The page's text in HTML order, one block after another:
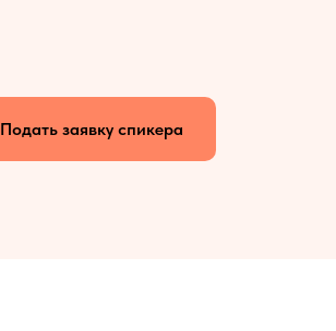
Подать заявку спикера